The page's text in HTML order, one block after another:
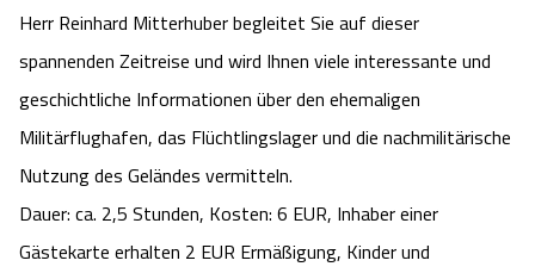
Hotels
Ferienwohnungen
Ferienhäuser
Naturerlebnis im Winter
Ausflugsziele
Wandern
Fahrrad Urlaub
Heide Himmel Baumwipfelpfad
Adventure Schnucken Golf
Serengeti Park
Weltvogelpark Walsrode
Wellness-Kurzurlaub
Wellness-Unterkünfte
Hotels mit Schwimmbad
THERMEplus® Unterkünfte
Unterkünfte Lüneburg
Die Residenzstadt Celle
Sehenswürdigkeiten Celle
Herr Reinhard Mitterhuber begleitet Sie auf dieser
spannenden Zeitreise und wird Ihnen viele interessante und
geschichtliche Informationen über den ehemaligen
Militärflughafen, das Flüchtlingslager und die nachmilitärische
Nutzung des Geländes vermitteln.
Dauer: ca. 2,5 Stunden, Kosten: 6 EUR, Inhaber einer
Gästekarte erhalten 2 EUR Ermäßigung, Kinder und